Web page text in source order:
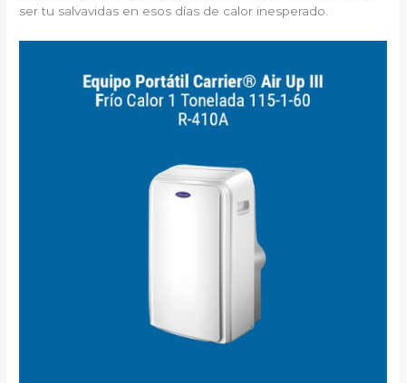
ser tu salvavidas en esos días de calor inesperado.